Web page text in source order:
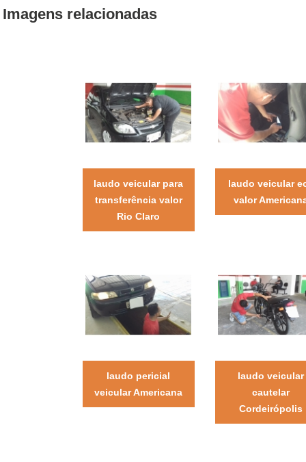
Imagens relacionadas
laudo veicular para
transferência valor
Rio Claro
laudo veicular
valor
laudo pericial
veicular Americana
laudo veicular
cautelar
Cordeirópolis